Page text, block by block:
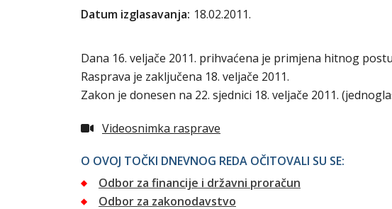
Datum izglasavanja: 18.02.2011.
Dana 16. veljače 2011. prihvaćena je primjena hitnog
Rasprava je zaključena 18. veljače 2011.
Zakon je donesen na 22. sjednici 18. veljače 2011.
Videosnimka rasprave
O OVOJ TOČKI DNEVNOG REDA OČITOVALI SU SE:
Odbor za financije i državni proračun
Odbor za zakonodavstvo